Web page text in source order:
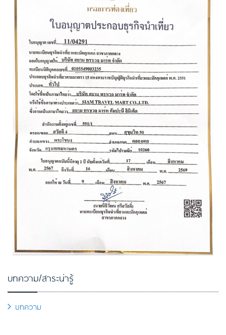
บทความ/สาระน่ารู้
บทความ